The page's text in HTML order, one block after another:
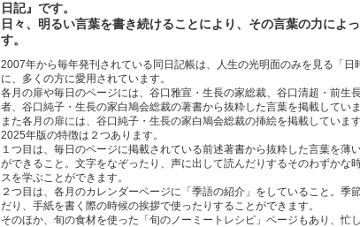
日記』です。
日々、明るい言葉を書き続けることにより、その言葉の力によ
す。
2007年から毎年発刊されている同日記帳は、人生の光明面のみを見る「日
に、多くの方に愛用されています。
各月の扉や毎日のページには、谷口雅宣・生長の家総裁、谷口清超・前生
者、谷口純子・生長の家白鳩会総裁の著書から抜粋した言葉を掲載していま
また各月の扉には、谷口純子・生長の家白鳩会総裁の挿絵を掲載しています
2025年版の特徴は２つあります。
１つ目は、毎日のページに掲載されている前述著書から抜粋した言葉を薄
ができること。文字をなぞったり、声に出して読んだりするそのわずかな
スを学ぶことができます。
２つ目は、各月のカレンダーページに「季語の紹介」をしていること。季
だり、手紙を書く際の時候の挨拶で使ったりすることができます。
そのほか、旬の食材を使った「旬のノーミートレシピ」ページもあり、忙